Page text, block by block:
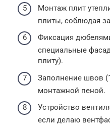
Монтаж плит
плиты, соблюдая
Фиксация
специальные
плиту).
Заполнение швов
монтажной пеной.
Устройство
если делаю